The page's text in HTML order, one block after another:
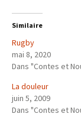
Similaire
Rugby
mai 8, 2020
Dans "Contes et
La douleur
juin 5, 2009
Dans "Contes et